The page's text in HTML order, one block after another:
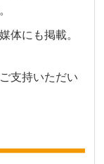
体にも掲載。
支持いただい